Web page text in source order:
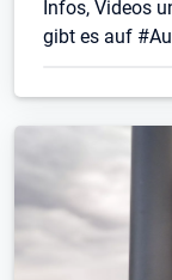
Infos, Videos
gibt es auf